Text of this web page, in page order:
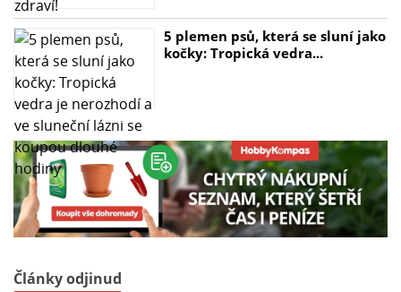
5 plemen psů, která se sluní jako
kočky: Tropická vedra...
Články odjinud